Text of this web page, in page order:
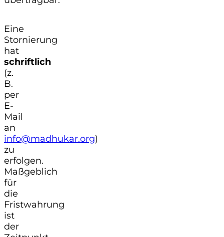
Eine
Stornierung
hat
schriftlich
(z.
B.
per
E-
Mail
an
info@madhukar.org)
zu
erfolgen.
Maßgeblich
für
die
Fristwahrung
ist
der